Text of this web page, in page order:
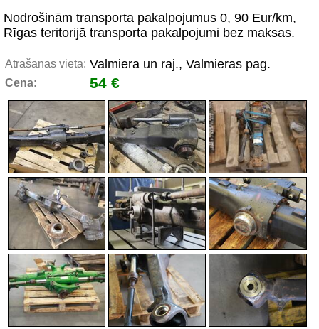
Nodrošinām transporta pakalpojumus 0, 90 Eur/km,
Rīgas teritorijā transporta pakalpojumi bez maksas.
Atrašanās vieta: Valmiera un raj., Valmieras pag.
Cena: 54 €